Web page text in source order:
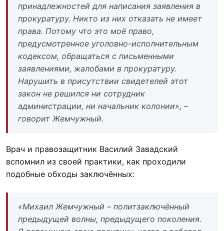
принадлежностей для написания заявления в
прокуратуру. Никто из них отказать не имеет
права. Потому что это моё право,
предусмотренное уголовно-исполнительным
кодексом, обращаться с письменными
заявлениями, жалобами в прокуратуру.
Нарушить в присутствии свидетелей этот
закон не решился ни сотрудник
администрации, ни начальник колонии», –
говорит Жемчужный.
Врач и правозащитник Василий Завадский
вспомнил из своей практики, как проходили
подобные обходы заключённых:
«Михаил Жемчужный – политзаключённый
предыдущей волны, предыдущего поколения.